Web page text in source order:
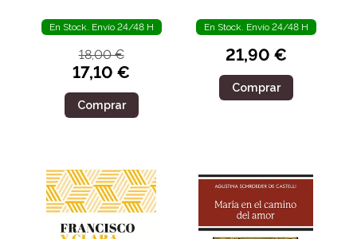
En Stock. Envío 24/48 H
18,00 €
17,10 €
Comprar
En Stock. Envío 24/48 H
21,90 €
Comprar